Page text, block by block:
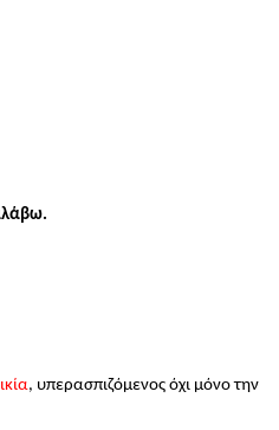
, υπερασπιζόμενος όχι μόνο την